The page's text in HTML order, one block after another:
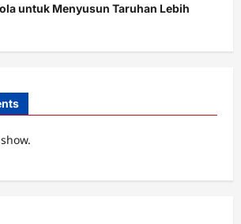
untuk Menyusun Taruhan Lebih